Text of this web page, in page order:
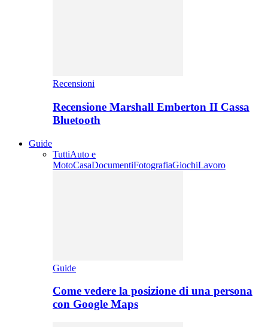
Recensioni
Recensione Marshall Emberton II Cassa
Bluetooth
Guide
TuttiAuto e
MotoCasaDocumentiFotografiaGiochiLavoro
Guide
Come vedere la posizione di una persona
con Google Maps